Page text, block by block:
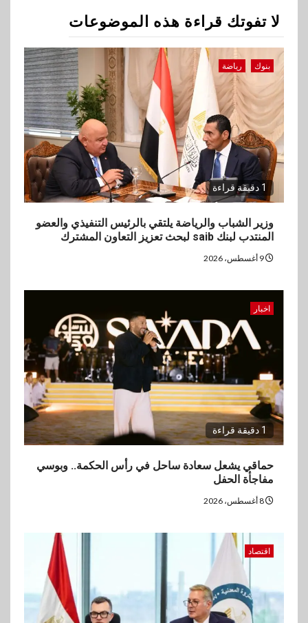
3
اقتصاد
وزيرا التخطيط والبترول يبحثان
جهود تحقيق أمن الطاقة
4
اقتصاد
ارتفاع أسعار النفط مع تصاعد
المخاوف بشأن مستقبل الملاحة
في مضيق هرمز
5 بنوك
البنك الزراعي يكرم موظفيه
لا تفوتك قراءة هذه الموضوعات
بنوك رياضة
1 دقيقة قراءة
وزير الشباب والرياضة يلتقي بالرئيس التنفيذي والعضو
المنتدب لبنك saib لبحث تعزيز التعاون المشترك
اخبار
1 دقيقة قراءة
حماقي يشعل سعادة ساحل في رأس الحكمة.. وبوسي
مفاجأة الحفل
اقتصاد